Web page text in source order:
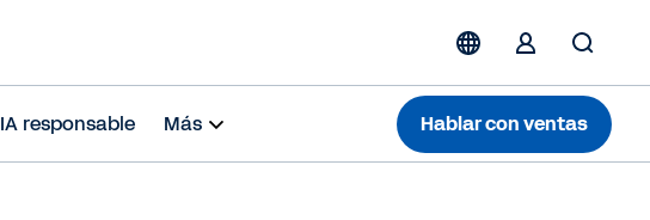
IA responsable Más Hablar con ventas